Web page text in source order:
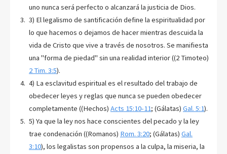
uno nunca será perfecto o alcanzará la justicia de Dios.
3) El legalismo de santificación define la espiritualidad por
lo que hacemos o dejamos de hacer mientras descuida la
vida de Cristo que vive a través de nosotros. Se manifiesta
una "forma de piedad" sin una realidad interior ((2 Timoteo)
2 Tim. 3:5).
4) La esclavitud espiritual es el resultado del trabajo de
obedecer leyes y reglas que nunca se pueden obedecer
completamente ((Hechos) Acts 15:10-11; (Gálatas) Gal. 5:1).
5) Ya que la ley nos hace conscientes del pecado y la ley
trae condenación ((Romanos) Rom. 3:20; (Gálatas) Gal.
3:10), los legalistas son propensos a la culpa, la miseria, la